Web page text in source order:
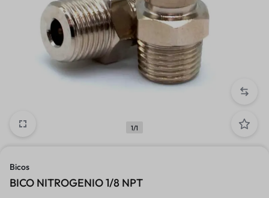
1/1
Bicos
BICO NITROGENIO 1/8 NPT